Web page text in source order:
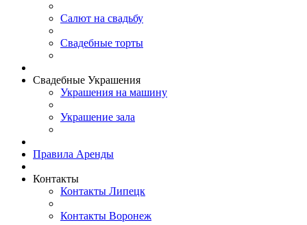
Салют на свадьбу
Свадебные торты
Свадебные Украшения
Украшения на машину
Украшение зала
Правила Аренды
Контакты
Контакты Липецк
Контакты Воронеж